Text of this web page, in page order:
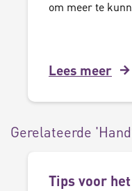
om meer te
Lees meer
Gerelateerde
Tips voor